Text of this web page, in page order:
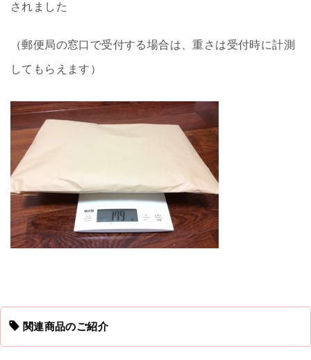
されました
（郵便局の窓口で受付する場合は、重さは受付時に計測
してもらえます）
関連商品のご紹介